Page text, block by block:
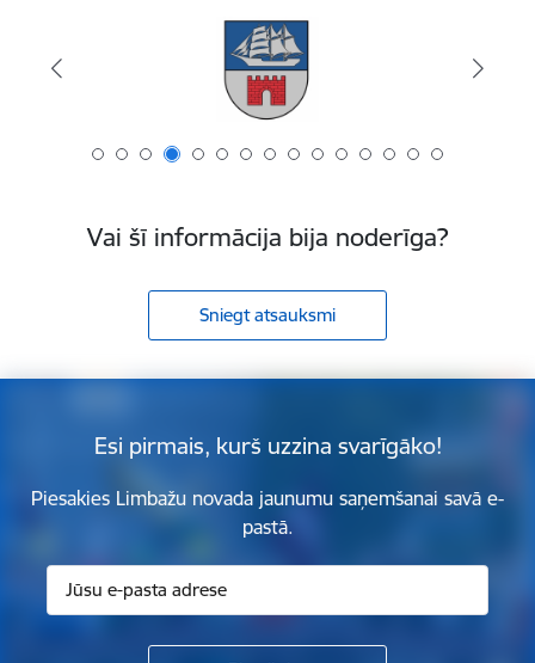
Vai šī informācija bija noderīga?
Sniegt atsauksmi
Esi pirmais, kurš uzzina svarīgāko!
Piesakies Limbažu novada jaunumu saņemšanai savā e-
pastā.